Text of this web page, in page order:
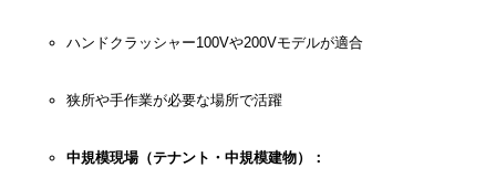
ハンドクラッシャー100Vや200Vモデルが適合
狭所や手作業が必要な場所で活躍
中規模現場（テナント・中規模建物）：